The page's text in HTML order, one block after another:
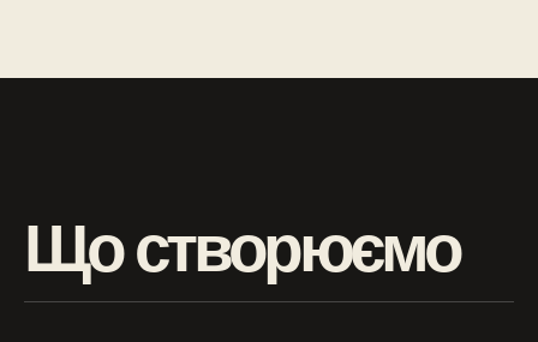
Що створюємо